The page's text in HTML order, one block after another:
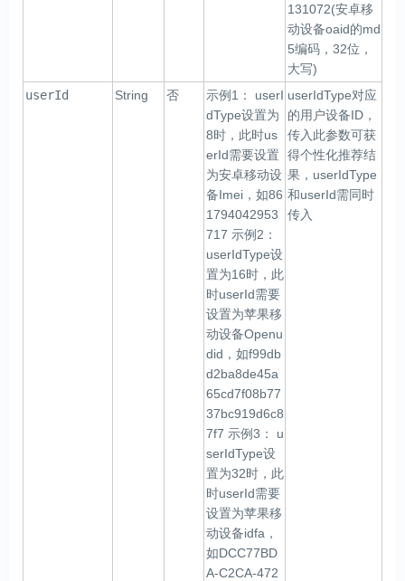
131072(安卓移
动设备oaid的md
5编码，32位，
大写)
userId
String 否
示例1： userI
dType设置为
8时，此时us
erId需要设置
为安卓移动设
备Imei，如86
1794042953
717 示例2：
userIdType设
置为16时，此
时userId需要
设置为苹果移
动设备Openu
did，如f99db
d2ba8de45a
65cd7f08b77
37bc919d6c8
7f7 示例3： u
serIdType设
置为32时，此
时userId需要
设置为苹果移
动设备idfa，
如DCC77BD
A-C2CA-472
userIdType对应
的用户设备ID，
传入此参数可获
得个性化推荐结
果，userIdType
和userId需同时
传入